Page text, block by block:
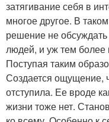
затягивание себя в
многое другое. В
решение не
людей, и уж тем более
Поступая таким
Создается ощущение,
отступила. Ее вроде
жизни тоже нет.